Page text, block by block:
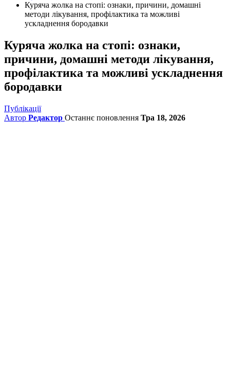
Куряча жолка на стопі: ознаки, причини, домашні
методи лікування, профілактика та можливі
ускладнення бородавки
Куряча жолка на стопі: ознаки,
причини, домашні методи лікування,
профілактика та можливі ускладнення
бородавки
Публікації
Автор Редактор Останнє поновлення Тра 18, 2026